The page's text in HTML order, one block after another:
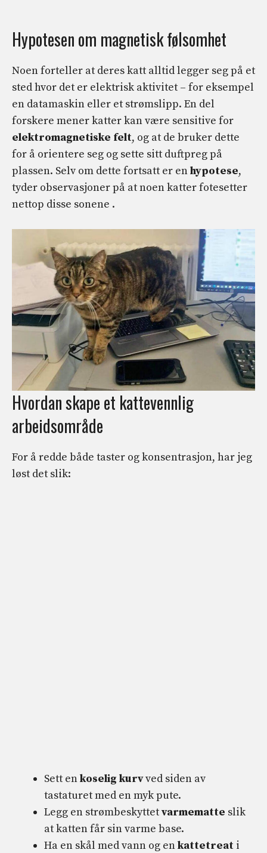
Hypotesen om magnetisk følsomhet
Noen forteller at deres katt alltid legger seg på et
sted hvor det er elektrisk aktivitet – for eksempel
en datamaskin eller et strømslipp. En del
forskere mener katter kan være sensitive for
elektromagnetiske felt, og at de bruker dette
for å orientere seg og sette sitt duftpreg på
plassen. Selv om dette fortsatt er enhypotese,
tyder observasjoner på at noen katter fotesetter
nettop disse sonene .
Hvordan skape et kattevennlig
arbeidsområde
For å redde både taster og konsentrasjon, har jeg
løst det slik:
Sett enkoselig kurvved siden av
tastaturet med en myk pute.
Legg en strømbeskyttetvarmematte slik
at katten får sin varme base.
Ha en skål med vann og enkattetreat i